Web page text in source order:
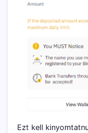
Ezt kell